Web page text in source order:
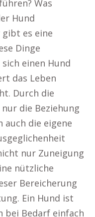
Was
Hund
es eine
Dinge
einen Hund
das Leben
Durch die
die Beziehung
auch die eigene
nur Zuneigung
nützliche
Bereicherung
Ein Hund ist
bei Bedarf einfach